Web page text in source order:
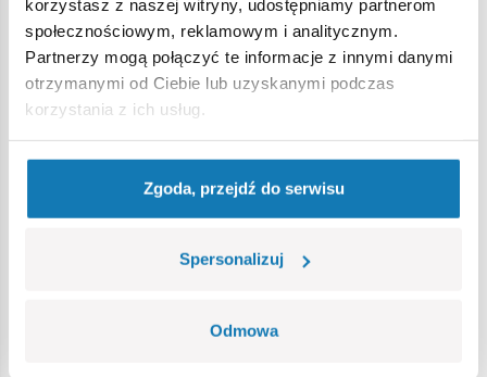
korzystasz z naszej witryny, udostępniamy partnerom
społecznościowym, reklamowym i analitycznym.
Partnerzy mogą połączyć te informacje z innymi danymi
otrzymanymi od Ciebie lub uzyskanymi podczas
korzystania z ich usług.
Zgoda, przejdź do serwisu
Spersonalizuj
Odmowa
106 wysokiej jakości elementów
wyprodukowane w UE przez firmę z ponad 20-letnią
tradycją,
spełniają normy bezpieczeństwa dotyczące produktów
dla dzieci,
w pełni kompatybilne z innymi markami klocków
konstrukcyjnych,
klocki z nadrukami nie odkształcają się i nie bledną w
czytelna i intuicyjna instrukcja oparta na rysunkach i
klocek z nadrukowaną nazwą auta,